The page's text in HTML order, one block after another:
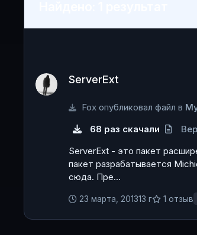
ServerExt
Fox опубликовал файл в
68 раз скачали
ServerExt - это пакет
пакет разрабатывается
сюда. Пре...
23 марта, 201313 г 1 отзыв